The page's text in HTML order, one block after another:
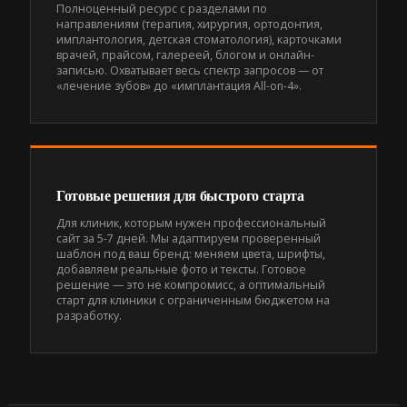
Полноценный ресурс с разделами по
направлениям (терапия, хирургия, ортодонтия,
имплантология, детская стоматология), карточками
врачей, прайсом, галереей, блогом и онлайн-
записью. Охватывает весь спектр запросов — от
«лечение зубов» до «имплантация All-on-4».
Готовые решения для быстрого старта
Для клиник, которым нужен профессиональный
сайт за 5-7 дней. Мы адаптируем проверенный
шаблон под ваш бренд: меняем цвета, шрифты,
добавляем реальные фото и тексты. Готовое
решение — это не компромисс, а оптимальный
старт для клиники с ограниченным бюджетом на
разработку.